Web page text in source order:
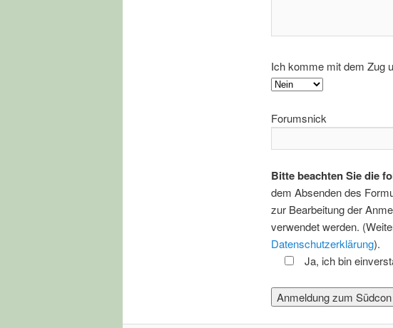
Ich komme mit dem Zug
Forumsnick
Bitte beachten Sie die
dem Absenden des
zur Bearbeitung der
verwendet werden.
Datenschutzerklärung).
Ja, ich bin